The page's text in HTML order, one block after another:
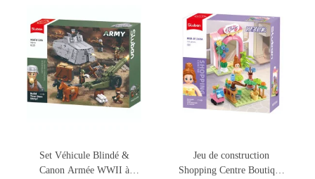
Jeu de construction
Shopping Centre Boutique
Robot Solaire Araignée -
Solar Robot Spider- Jeu de